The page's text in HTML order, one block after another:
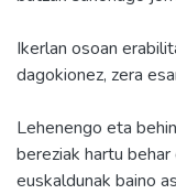
Ikerlan osoan
dagokionez, zera
Lehenengo eta
bereziak hartu
euskaldunak baino